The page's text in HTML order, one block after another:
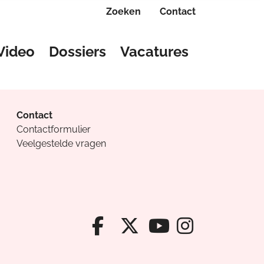
Zoeken Contact
Dossiers Vacatures
Contact
Contactformulier
Veelgestelde vragen
Facebook van
X van